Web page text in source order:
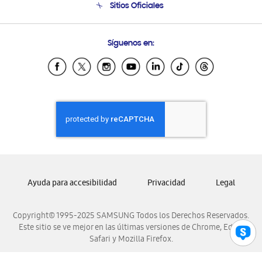
Soporte vía eMail
Sitios Oficiales
Samsung Ecuador
Samsung El Salvador
Samsung Honduras
Samsung Nicaragua
Samsung Panamá
Samsung Venezuela
Síguenos en:
Copyright© 1995-2025 SAMSUNG Todos los Derechos Reservados.
Este sitio se ve mejor en las últimas versiones de Chrome, Edge,
Safari y Mozilla Firefox.
Ayuda para accesibilidad Privacidad Legal